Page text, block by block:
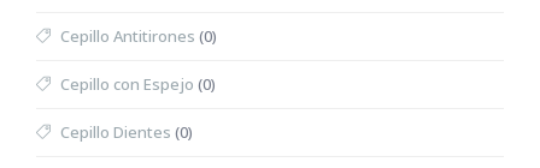
Cepillo Antitirones (0)
Cepillo con Espejo (0)
Cepillo Dientes (0)